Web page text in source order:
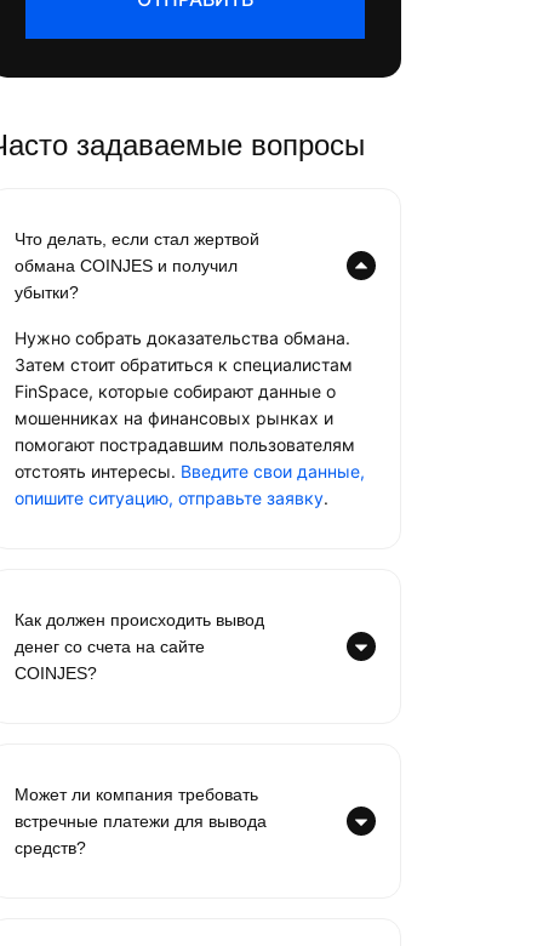
задаваемые вопросы
Что делать, если стал жертвой
обмана COINJES и получил
убытки?
Нужно собрать доказательства обмана.
Затем стоит обратиться к специалистам
FinSpace, которые собирают данные о
мошенниках на финансовых рынках и
помогают пострадавшим пользователям
отстоять интересы. Введите свои данные,
опишите ситуацию, отправьте заявку.
Как должен происходить вывод
денег со счета на сайте
COINJES?
Может ли компания требовать
встречные платежи для вывода
средств?